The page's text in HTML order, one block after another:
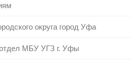
округа город Уфа
МБУ УГЗ г. Уфы